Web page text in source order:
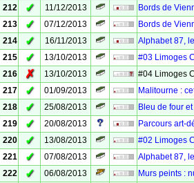
212
✓ 11/12/2013
Bords de
213
✓ 07/12/2013
Bords de
214
✓ 16/11/2013
Alphabet 87,
215
✓ 13/10/2013
#03 Limoges
216
✗ 13/10/2013
#04 Limoges
217
✓ 01/09/2013
Malitourne :
218
✓ 25/08/2013
Bleu de four
219
✓ 20/08/2013
Parcours art-
220
✓ 13/08/2013
#02 Limoges
221
✓ 07/08/2013
Alphabet 87,
222
✓ 06/08/2013
Murs peints :